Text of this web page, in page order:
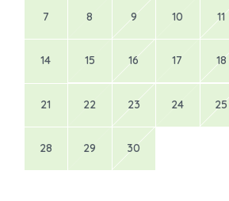
7 8 9 10 11
14 15 16 17 18
21 22 23 24 25
28 29 30